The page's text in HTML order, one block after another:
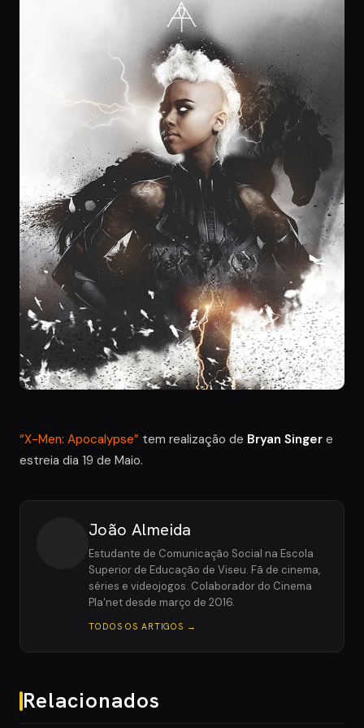
“X-Men: Apocalypse” tem realização de Bryan Singer e
estreia dia 19 de Maio.
João Almeida
Estudante de Comunicação Social na Escola
Superior de Educação de Viseu. Fã de cinema,
séries e videojogos. Colaborador do Cinema
Pla'net desde março de 2016.
TODOS OS ARTIGOS →
Relacionados